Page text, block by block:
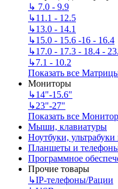
↳ 7.0 - 9.9
↳11.1 - 12.5
↳13.0 - 14.1
↳15.0 - 15.6 -16 - 16.4
↳17.0 - 17.3 - 18.4 -
↳7.1 - 10.2
Показать все
Мониторы
↳14"-15.6"
↳23"-27"
Показать все
Мыши, клавиатуры
Ноутбуки, ультрабуки
Планшеты и
Программное
Прочие товары
↳IP‑телефоны/Рации